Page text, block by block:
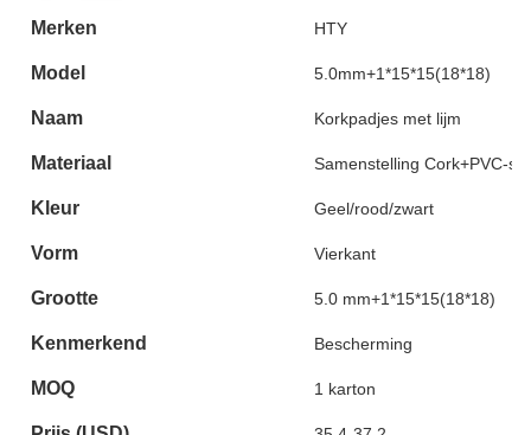
Merken HTY
Model 5.0mm+1*15*15(18*18)
Naam Korkpadjes met lijm
Materiaal Samenstelling Cork+PVC-
Kleur Geel/rood/zwart
Vorm Vierkant
Grootte 5.0 mm+1*15*15(18*18)
Kenmerkend Bescherming
MOQ 1 karton